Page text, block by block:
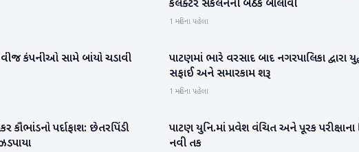
કલેક્ટરે સંકલનની બેઠક બોલાવી
1 મહિના પહેલા
કંપનીઓ સામે બાંયો ચડાવી પાટણ
પાટણમાં ભારે વરસાદ બાદ નગરપાલિકા દ્વારા
સફાઈ અને સમારકામ શરૂ
1 મહિના પહેલા
કૌભાંડનો પર્દાફાશ: છેતરપિંડી
પાટણ
પાટણ યુનિ.માં પ્રવેશ વંચિત અને પૂરક પરીક્ષાના
નવી તક